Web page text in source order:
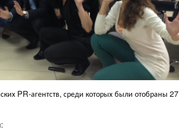
PR-агентств, среди которых были отобраны 27